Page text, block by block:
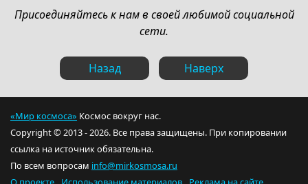
Присоединяйтесь к нам в своей любимой социальной
сети.
Назад Наверх
«Мир космоса» Космос вокруг нас.
Copyright © 2013 - 2026. Все права защищены. При копировании
ссылка на источник обязательна.
По всем вопросам info@mirkosmosa.ru